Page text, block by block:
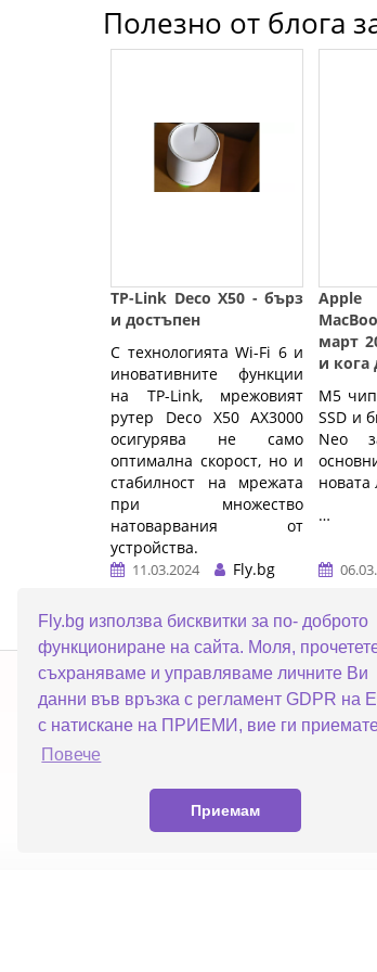
Fly.bg използва бисквитки за по- доброто
функциониране на сайта. Моля,
съхраняваме и управляваме личните Ви
данни във връзка с регламент GDPR на
с натискане на ПРИЕМИ, вие ги
Повече
Приемам
Полезно от блога
TP-Link Deco X50 - бърз
и достъпен
С технологията Wi-Fi 6 и
иновативните функции
на TP-Link, мрежовият
рутер Deco X50 AX3000
осигурява не само
оптимална скорост, но и
стабилност на мрежата
при множество
натоварвания от
устройства.
… 11.03.2024
Fly.bg
Прочети повече
Apple
март
и кога
M5
SSD и
Neo
новата
…
ERROR5
Топ категории
ПРОМОЦИИ
Настолни компютри
Смартфони